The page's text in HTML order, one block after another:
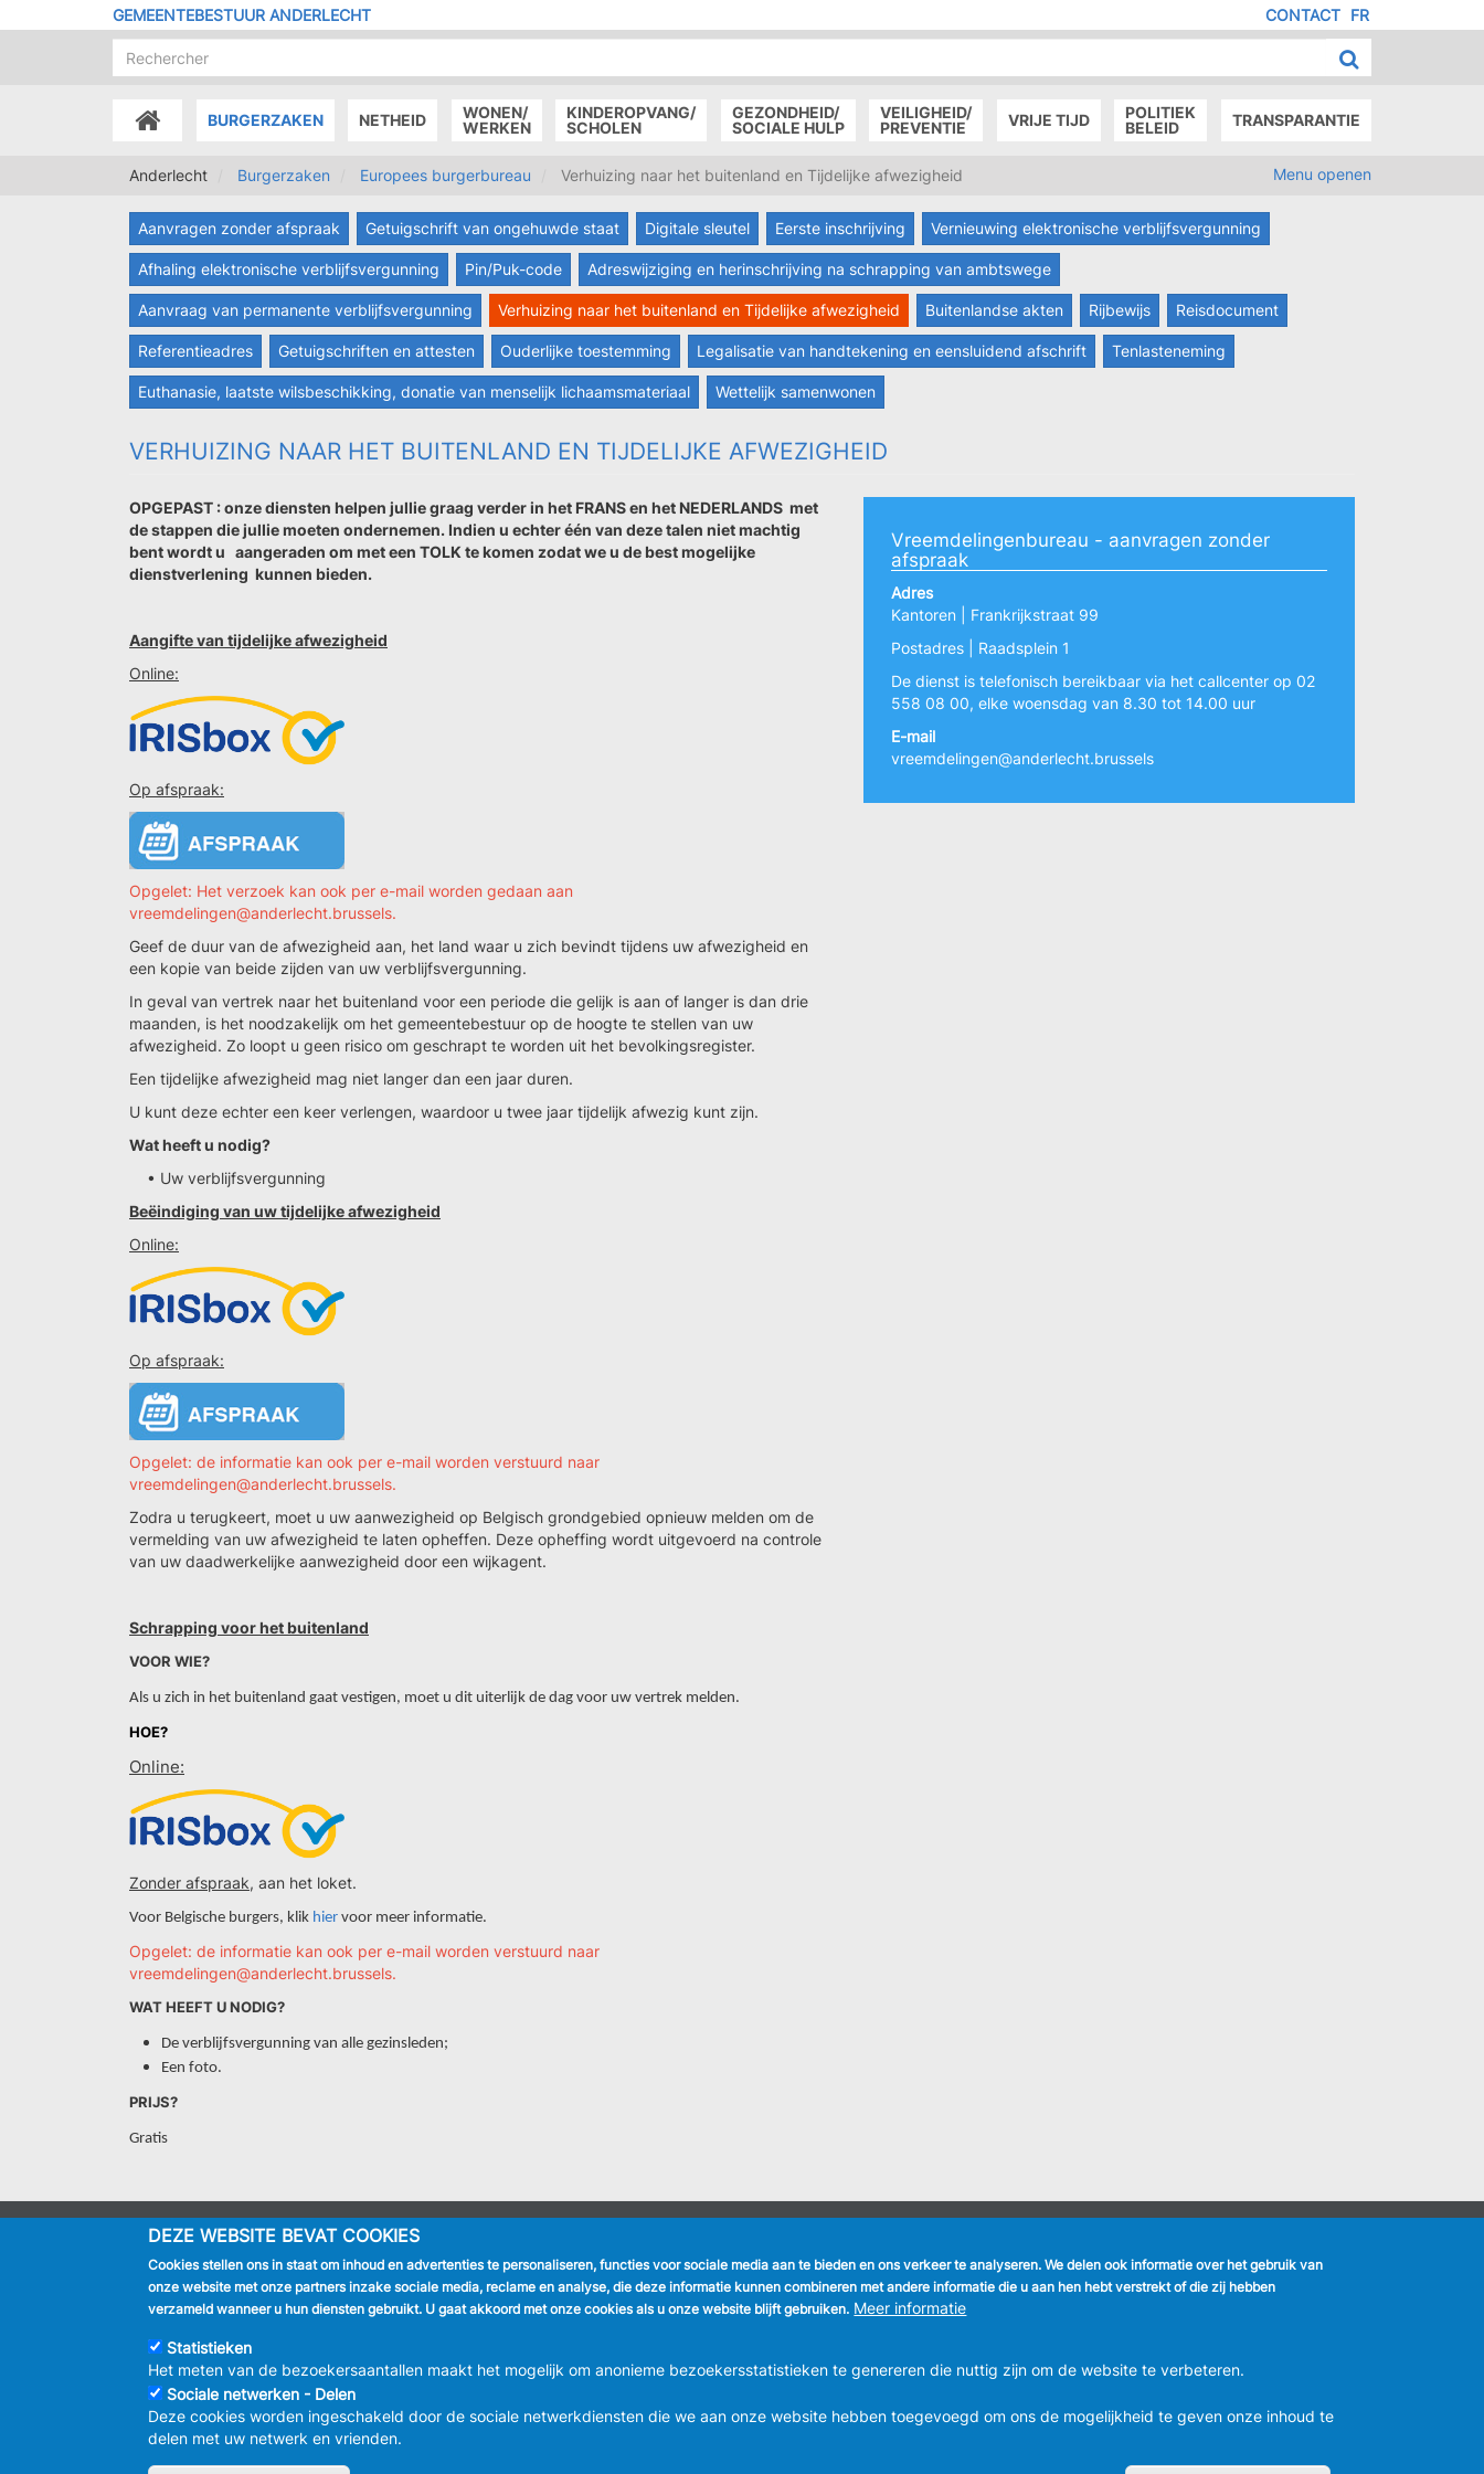
en
GEMEENTEBESTUUR ANDERLECHT FR
MENU
DE
PAGE
CONTACT
ACCUEILBURGERZAKEN NETHEID
WONEN/
WERKEN
KINDEROPVANG/
SCHOLEN
GEZONDHEID/
SOCIALE HULP
VEILIGHEID/
PREVENTIE
VRIJE TIJD
POLITIEK
BELEID
TRANSPARANTIE
Anderlecht Burgerzaken Europees burgerbureau Verhuizing naar het buitenland en Tijdelijke afwezigheid Menu openen
Aanvragen zonder afspraak Getuigschrift van ongehuwde staat Digitale sleutel Eerste inschrijving Vernieuwing elektronische verblijfsvergunning
Afhaling elektronische verblijfsvergunning Pin/Puk-code Adreswijziging en herinschrijving na schrapping van ambtswege
Aanvraag van permanente verblijfsvergunning Verhuizing naar het buitenland en Tijdelijke afwezigheid Buitenlandse akten Rijbewijs Reisdocument
Referentieadres Getuigschriften en attesten Ouderlijke toestemming Legalisatie van handtekening en eensluidend afschrift Tenlasteneming
Euthanasie, laatste wilsbeschikking, donatie van menselijk lichaamsmateriaal Wettelijk samenwonen
VERHUIZING NAAR HET BUITENLAND EN TIJDELIJKE AFWEZIGHEID
Vreemdelingenbureau - aanvragen zonder
afspraak
Adres
Kantoren | Frankrijkstraat 99
Postadres | Raadsplein 1
De dienst is telefonisch bereikbaar via het callcenter op 02
558 08 00, elke woensdag van 8.30 tot 14.00 uur
E-mail
vreemdelingen@anderlecht.brussels
OPGEPAST : onze diensten helpen jullie graag verder in het FRANS en het NEDERLANDS met
de stappen die jullie moeten ondernemen. Indien u echter één van deze talen niet machtig
bent wordt u aangeraden om met een TOLK te komen zodat we u de best mogelijke
dienstverlening kunnen bieden.
Aangifte van tijdelijke afwezigheid
Online:
Op afspraak:
Opgelet: Het verzoek kan ook per e-mail worden gedaan aan
vreemdelingen@anderlecht.brussels.
Geef de duur van de afwezigheid aan, het land waar u zich bevindt tijdens uw afwezigheid en
een kopie van beide zijden van uw verblijfsvergunning.
In geval van vertrek naar het buitenland voor een periode die gelijk is aan of langer is dan drie
maanden, is het noodzakelijk om het gemeentebestuur op de hoogte te stellen van uw
afwezigheid. Zo loopt u geen risico om geschrapt te worden uit het bevolkingsregister.
Een tijdelijke afwezigheid mag niet langer dan een jaar duren.
U kunt deze echter een keer verlengen, waardoor u twee jaar tijdelijk afwezig kunt zijn.
Wat heeft u nodig?
• Uw verblijfsvergunning
Beëindiging van uw tijdelijke afwezigheid
Online:
Op afspraak:
Opgelet: de informatie kan ook per e-mail worden verstuurd naar
vreemdelingen@anderlecht.brussels.
Zodra u terugkeert, moet u uw aanwezigheid op Belgisch grondgebied opnieuw melden om de
vermelding van uw afwezigheid te laten opheffen. Deze opheffing wordt uitgevoerd na controle
van uw daadwerkelijke aanwezigheid door een wijkagent.
Schrapping voor het buitenland
VOOR WIE?
Als u zich in het buitenland gaat vestigen, moet u dit uiterlijk de dag voor uw vertrek melden.
HOE?
Online:
Zonder afspraak, aan het loket.
Voor Belgische burgers, klik hier voor meer informatie.
Opgelet: de informatie kan ook per e-mail worden verstuurd naar
vreemdelingen@anderlecht.brussels.
WAT HEEFT U NODIG?
De verblijfsvergunning van alle gezinsleden;
Een foto.
PRIJS?
Gratis
IK BEN
Inwoner
Toerist
Bedrijf
Formulieren
Vacatures
Facebook
Instagram
Wettelijke bepalingen
moderatie van de sociale
DEZE WEBSITE BEVAT COOKIES
Cookies stellen ons in staat om inhoud en advertenties te personaliseren, functies voor sociale media aan te bieden en ons verkeer te analyseren. We delen ook informatie over het gebruik van
onze website met onze partners inzake sociale media, reclame en analyse, die deze informatie kunnen combineren met andere informatie die u aan hen hebt verstrekt of die zij hebben
verzameld wanneer u hun diensten gebruikt. U gaat akkoord met onze cookies als u onze website blijft gebruiken. Meer informatie
Statistieken
Het meten van de bezoekersaantallen maakt het mogelijk om anonieme bezoekersstatistieken te genereren die nuttig zijn om de website te verbeteren.
Sociale netwerken - Delen
Deze cookies worden ingeschakeld door de sociale netwerkdiensten die we aan onze website hebben toegevoegd om ons de mogelijkheid te geven onze inhoud te
delen met uw netwerk en vrienden.